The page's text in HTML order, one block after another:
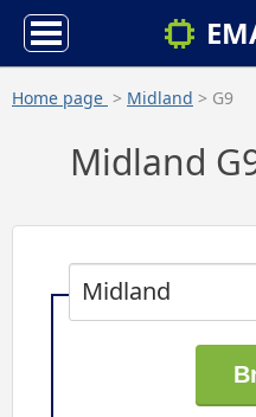
Home page > Midland > G9
Midland
Midland